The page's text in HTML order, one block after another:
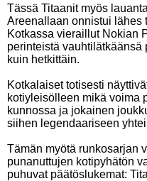
Tässä Titaanit myös
Areenallaan onnistui lähes
Kotkassa vieraillut Nokian
perinteistä
kuin hetkittäin.
Kotkalaiset totisesti
kotiyleisölleen mikä voima
kunnossa ja jokainen
siihen legendaariseen
Tämän myötä runkosarjan
punanuttujen kotipyhätön
puhuvat päätöslukemat: